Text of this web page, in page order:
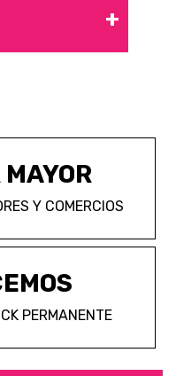
+
Y COMERCIOS
PERMANENTE